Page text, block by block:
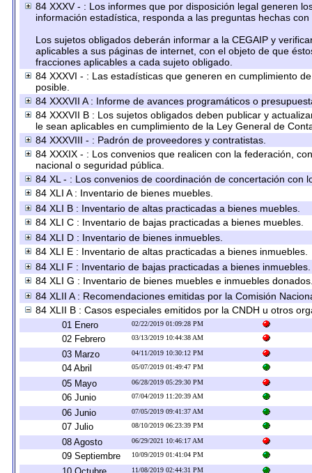
84 XXXV - : Los informes que por disposición legal generen
información estadística, responda a las preguntas hechas
Los sujetos obligados deberán informar a la CEGAIP y
aplicables a sus páginas de internet, con el objeto de que
fracciones aplicables a cada sujeto obligado.
84 XXXVI - : Las estadísticas que generen en cumplimiento
posible.
84 XXXVII A : Informe de avances programáticos o
84 XXXVII B : Los sujetos obligados deben publicar y
le sean aplicables en cumplimiento de la Ley General de
84 XXXVIII - : Padrón de proveedores y contratistas.
84 XXXIX - : Los convenios que realicen con la federación,
nacional o seguridad pública.
84 XL - : Los convenios de coordinación de concertación con
84 XLI A : Inventario de bienes muebles.
84 XLI B : Inventario de altas practicadas a bienes muebles.
84 XLI C : Inventario de bajas practicadas a bienes muebles.
84 XLI D : Inventario de bienes inmuebles.
84 XLI E : Inventario de altas practicadas a bienes inmuebles.
84 XLI F : Inventario de bajas practicadas a bienes inmuebles.
84 XLI G : Inventario de bienes muebles e inmuebles
84 XLII A : Recomendaciones emitidas por la Comisión
84 XLII B : Casos especiales emitidos por la CNDH u otros
01 Enero 02/22/2019 01:09:28 PM
02 Febrero 03/13/2019 10:44:38 AM
03 Marzo 04/11/2019 10:30:12 PM
04 Abril 05/07/2019 01:49:47 PM
05 Mayo 06/28/2019 05:29:30 PM
06 Junio 07/04/2019 11:20:39 AM
06 Junio 07/05/2019 09:41:37 AM
07 Julio 08/10/2019 06:23:39 PM
08 Agosto 06/29/2021 10:46:17 AM
09 Septiembre 10/09/2019 01:41:04 PM
11/08/2019 02:44:31 PM